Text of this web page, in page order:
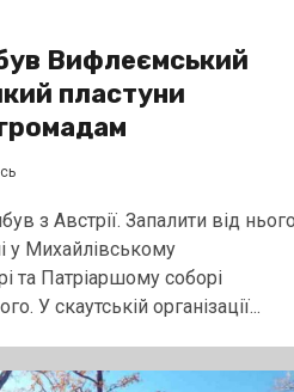
Вифлеємський
пластуни
з Австрії. Запалити від
у Михайлівському
та Патріаршому соборі
У скаутській організації...